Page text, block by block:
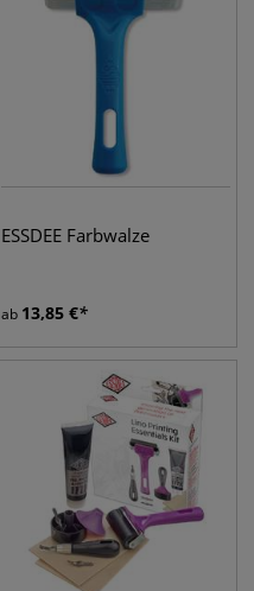
ESSDEE Farbwalze
ab 13,85 €